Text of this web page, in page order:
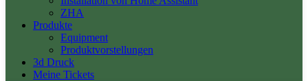
ZHA
Produkte
Equipment
Produktvorstellungen
3d Druck
Meine Tickets